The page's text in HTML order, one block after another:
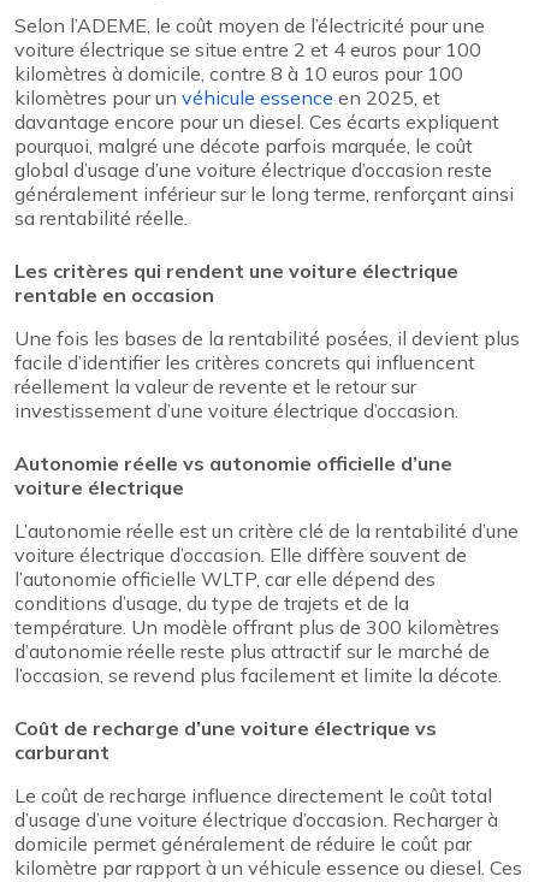
Selon l’ADEME, le coût moyen de l’électricité pour une
voiture électrique se situe entre 2 et 4 euros pour 100
kilomètres à domicile, contre 8 à 10 euros pour 100
kilomètres pour un véhicule essence en 2025, et
davantage encore pour un diesel. Ces écarts expliquent
pourquoi, malgré une décote parfois marquée, le coût
global d’usage d’une voiture électrique d’occasion reste
généralement inférieur sur le long terme, renforçant ainsi
sa rentabilité réelle.
Les critères qui rendent une voiture électrique
rentable en occasion
Une fois les bases de la rentabilité posées, il devient plus
facile d’identifier les critères concrets qui influencent
réellement la valeur de revente et le retour sur
investissement d’une voiture électrique d’occasion.
Autonomie réelle vs autonomie officielle d’une
voiture électrique
L’autonomie réelle est un critère clé de la rentabilité d’une
voiture électrique d’occasion. Elle diffère souvent de
l’autonomie officielle WLTP, car elle dépend des
conditions d’usage, du type de trajets et de la
température. Un modèle offrant plus de 300 kilomètres
d’autonomie réelle reste plus attractif sur le marché de
l’occasion, se revend plus facilement et limite la décote.
Coût de recharge d’une voiture électrique vs
carburant
Le coût de recharge influence directement le coût total
d’usage d’une voiture électrique d’occasion. Recharger à
domicile permet généralement de réduire le coût par
kilomètre par rapport à un véhicule essence ou diesel. Ces